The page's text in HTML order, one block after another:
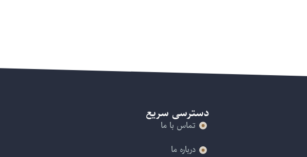
دسترسی سریع
تماس با ما
درباره ما